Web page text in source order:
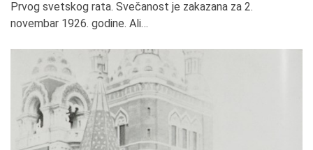
Prvog svetskog rata. Svečanost je zakazana za 2.
novembar 1926. godine. Ali…